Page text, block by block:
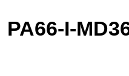
PA66-I-